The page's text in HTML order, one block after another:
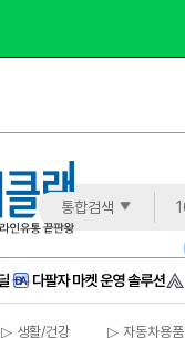
통합검색
▷ 생활/건강 ▷ 자동차용품